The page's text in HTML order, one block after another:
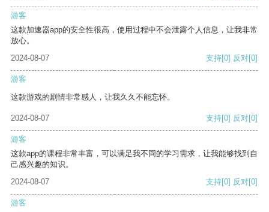
游客
这款加速器app的安全性很高，使用过程中不会泄露个人信息，让我非常
放心。
2024-08-07
支持[0] 反对[0]
游客
这款游戏的剧情非常感人，让我久久不能忘怀。
2024-08-07 支持[0] 反对[0]
游客
这款app的课程非常丰富，可以满足我不同的学习需求，让我能够找到自
己感兴趣的知识。
2024-08-07
支持[0] 反对[0]
游客